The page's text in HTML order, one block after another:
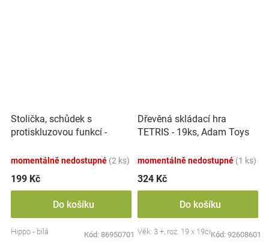
Stolička, schůdek s
protiskluzovou funkcí -
momentálně nedostupné (2 ks)
199 Kč
Do košíku
Hippo - bílá Kód: 86950701
Dřevěná skládací hra
TETRIS - 19ks, Adam Toys
momentálně nedostupné (1 ks)
324 Kč
Do košíku
Věk: 3 +, roz. 19 x 19cmKód: 92608601